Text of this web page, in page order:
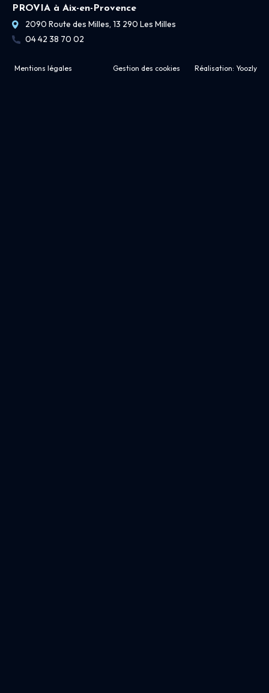
PROVIA à Aix-en-Provence
2090 Route des Milles, 13 290 Les Milles
04 42 38 70 02
Mentions légales Gestion des cookies Réalisation: Yoozly